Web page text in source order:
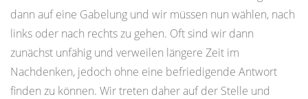
dann auf eine Gabelung und wir müssen nun wählen, nach
links oder nach rechts zu gehen. Oft sind wir dann
zunächst unfähig und verweilen längere Zeit im
Nachdenken, jedoch ohne eine befriedigende Antwort
finden zu können. Wir treten daher auf der Stelle und